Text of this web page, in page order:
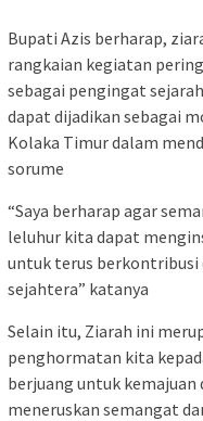
Bupati Azis berharap,
rangkaian kegiatan
sebagai pengingat
dapat dijadikan sebagai
Kolaka Timur dalam
sorume
“Saya berharap agar
leluhur kita dapat
untuk terus berkontribusi
sejahtera” katanya
Selain itu, Ziarah ini
penghormatan kita
berjuang untuk kemajuan
meneruskan semangat